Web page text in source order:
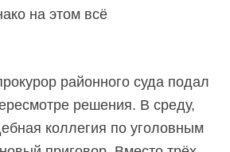
на этом всё
районного суда подал
решения. В среду,
коллегия по уголовным